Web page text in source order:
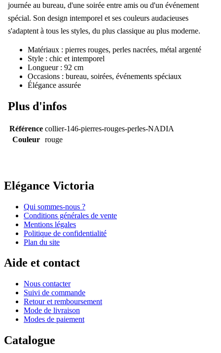
journée au bureau, d'une soirée entre amis ou d'un événement
spécial. Son design intemporel et ses couleurs audacieuses
s'adaptent à tous les styles, du plus classique au plus moderne.
Matériaux : pierres rouges, perles nacrées, métal argenté
Style : chic et intemporel
Longueur : 92 cm
Occasions : bureau, soirées, événements spéciaux
Élégance assurée
Plus d'infos
Référence collier-146-pierres-rouges-perles-NADIA
Couleur rouge
Elégance Victoria
Qui sommes-nous ?
Conditions générales de vente
Mentions légales
Politique de confidentialité
Plan du site
Aide et contact
Nous contacter
Suivi de commande
Retour et remboursement
Mode de livraison
Modes de paiement
Catalogue